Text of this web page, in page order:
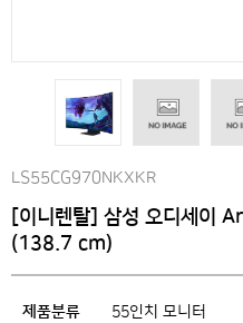
LS55CG970NKXKR
[이니렌탈] 삼성 오디세이
(138.7 cm)
제품분류 55인치 모니터